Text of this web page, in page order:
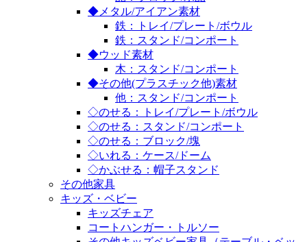
◆メタル/アイアン素材
鉄：トレイ/プレート/ボウル
鉄：スタンド/コンポート
◆ウッド素材
木：スタンド/コンポート
◆その他(プラスチック他)素材
他：スタンド/コンポート
◇のせる：トレイ/プレート/ボウル
◇のせる：スタンド/コンポート
◇のせる：ブロック/塊
◇いれる：ケース/ドーム
◇かぶせる：帽子スタンド
その他家具
キッズ・ベビー
キッズチェア
コートハンガー・トルソー